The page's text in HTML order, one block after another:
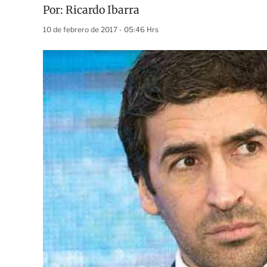
Por: Ricardo Ibarra
10 de febrero de 2017 - 05:46 Hrs